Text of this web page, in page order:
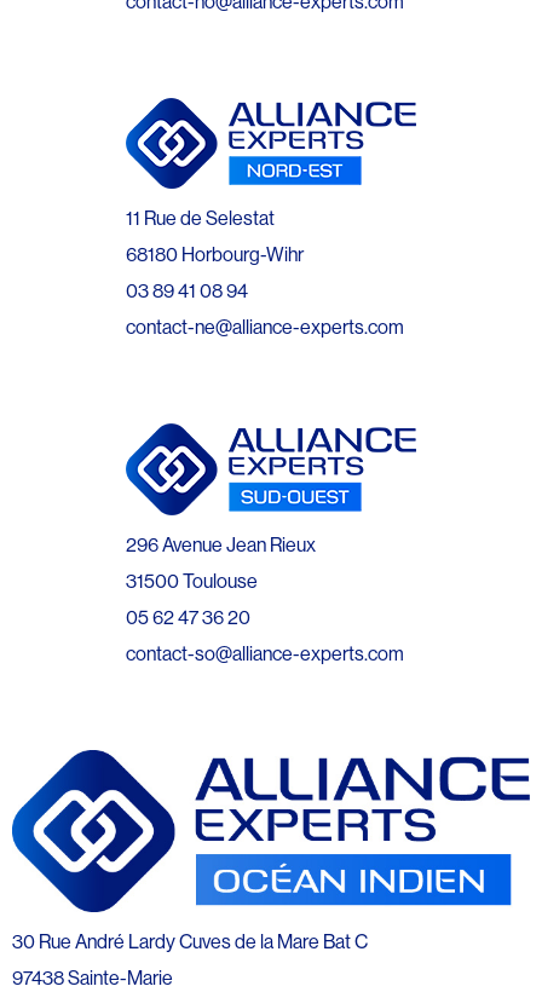
11 Rue de Selestat
68180 Horbourg-Wihr
03 89 41 08 94
contact-ne@alliance-experts.com
296 Avenue Jean Rieux
31500 Toulouse
05 62 47 36 20
contact-so@alliance-experts.com
30 Rue André Lardy Cuves de la Mare Bat C
97438 Sainte-Marie